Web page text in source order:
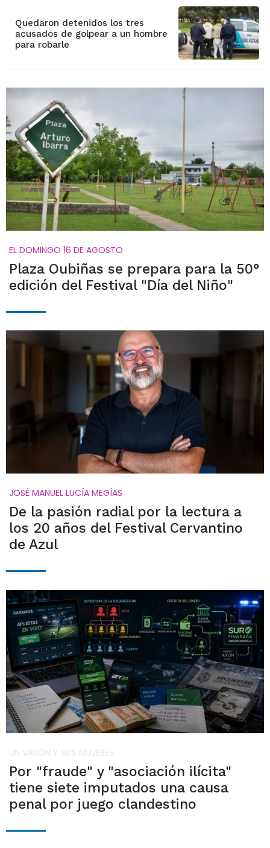
Quedaron detenidos los tres
acusados de golpear a un hombre
para robarle
EL DOMINGO 16 DE AGOSTO
Plaza Oubiñas se prepara para la 50°
edición del Festival "Día del Niño"
JOSÉ MANUEL LUCÍA MEGÍAS
De la pasión radial por la lectura a
los 20 años del Festival Cervantino
de Azul
UN VARÓN Y SEIS MUJERES
Por "fraude" y "asociación ilícita"
tiene siete imputados una causa
penal por juego clandestino